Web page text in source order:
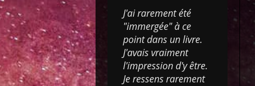
J'ai rarement été
"immergée" à ce
point dans un livre.
J'avais vraiment
l'impression d'y être.
Je ressens rarement